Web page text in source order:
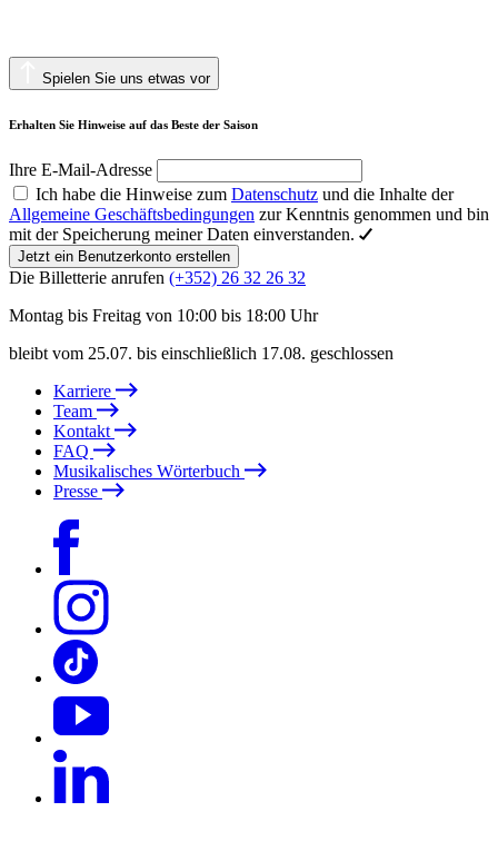
Spielen Sie uns etwas vor
Erhalten Sie Hinweise auf das Beste der Saison
Ihre E-Mail-Adresse
Ich habe die Hinweise zum Datenschutz und die Inhalte der
Allgemeine Geschäftsbedingungen zur Kenntnis genommen und bin
mit der Speicherung meiner Daten einverstanden.
Jetzt ein Benutzerkonto erstellen
Die Billetterie anrufen (+352) 26 32 26 32
Montag bis Freitag von 10:00 bis 18:00 Uhr
bleibt vom 25.07. bis einschließlich 17.08. geschlossen
Karriere
Team
Kontakt
FAQ
Musikalisches Wörterbuch
Presse